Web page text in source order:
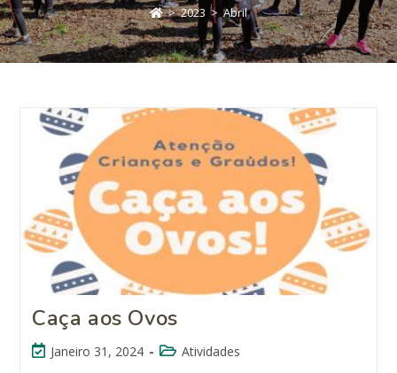
> 2023 > Abril
Caça aos Ovos
Janeiro 31, 2024 Atividades